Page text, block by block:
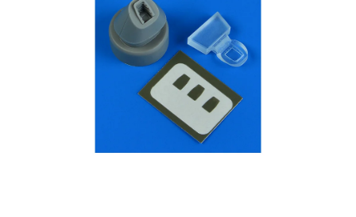
PLASTIKMODELLE
FARBEN & WERKZEUGE